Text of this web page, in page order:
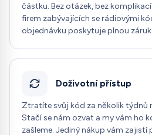
částku. Bez otázek, bez
firem zabývajících se rádiovými
objednávku poskytuje plnou
Doživotní přístup
Ztratíte svůj kód za několik týdnů
Stačí se nám ozvat a my vám ho
zašleme. Jediný nákup vám zajistí